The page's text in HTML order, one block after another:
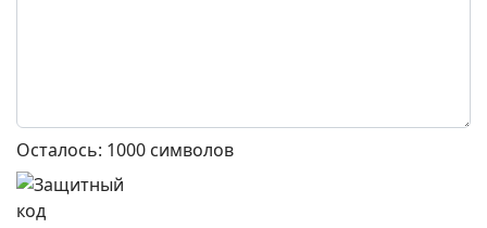
Осталось: 1000 символов